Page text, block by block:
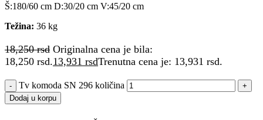
Š:180/60 cm D:30/20 cm V:45/20 cm
Težina: 36 kg
18,250rsd Originalna cena je bila:
18,250 rsd.13,931 rsdTrenutna cena je: 13,931 rsd.
Tv komoda SN 296 količina
Dodaj u korpu